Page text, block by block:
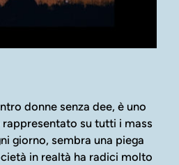
donne senza dee, è uno
su tutti i mass
giorno, sembra una piega
in realtà ha radici molto